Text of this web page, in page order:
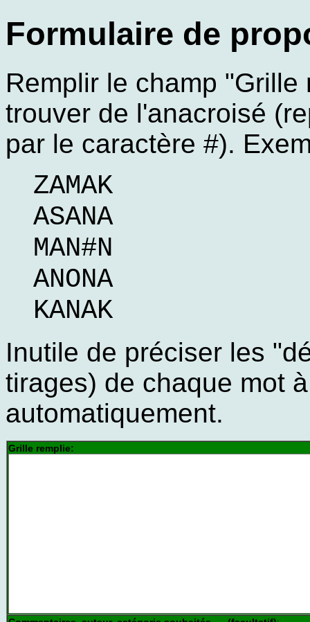
Formulaire de
Remplir le champ
trouver de l'anacroisé
par le caractère #).
ZAMAK
ASANA
MAN#N
ANONA
KANAK
Inutile de préciser les
tirages) de chaque mot
automatiquement.
Grille remplie: